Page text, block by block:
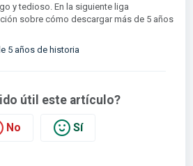
y tedioso. En la siguiente liga
sobre cómo descargar más de 5 años
5 años de historia
útil este artículo?
No Sí